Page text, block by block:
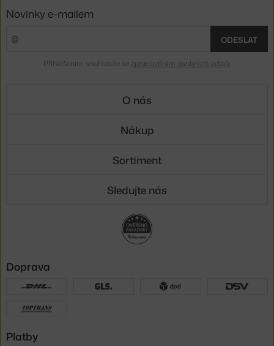
Novinky e-mailem
ODESLAT
Přihlášením souhlasíte se zpracováním osobních údajů
O nás
Nákup
Sortiment
Sledujte nás
Doprava
Platby